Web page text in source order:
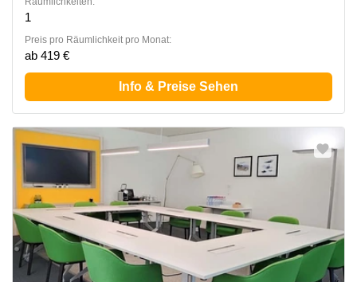
1
Preis pro Räumlichkeit pro Monat:
ab 419 €
Info & Preise Sehen